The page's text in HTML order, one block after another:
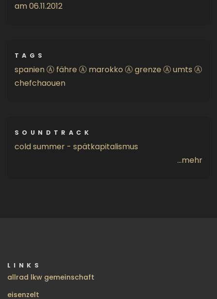
am06.11.2012
TAGS
spanienⒶ fähre Ⓐ marokko Ⓐgrenze Ⓐumts Ⓐ
chefchaouen
SOUNDTRACK
cold summer - spätkapitalismus
...mehr
LINKS
allrad lkw gemeinschaft
eisenzelt